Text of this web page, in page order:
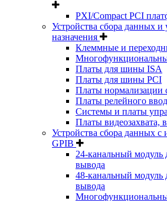
PXI/Compact PCI
Устройства сбора данных и
назначения
Клеммные и
Платы для шины ISA
Платы для шины PCI
Платы нормализации
Платы релейного
Системы и платы
Платы видеозахвата,
Устройства сбора данных
GPIB
24-канальный модуль
вывода
48-канальный модуль
вывода